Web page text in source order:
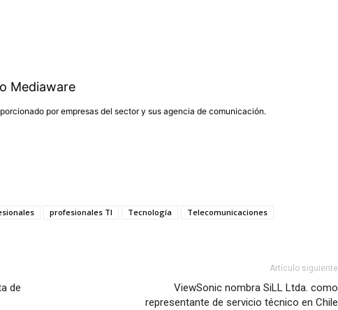
Mediaware
por empresas del sector y sus agencia de comunicación.
profesionales TI Tecnología Telecomunicaciones
de
Artículo siguiente
ViewSonic nombra SiLL Ltda. como
representante de servicio técnico en Chile